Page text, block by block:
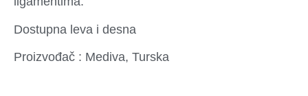
Dostupna leva i desna
Proizvođač : Mediva, Turska